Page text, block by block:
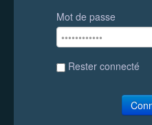
Mot de passe
Rester connecté